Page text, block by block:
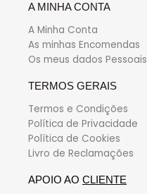
A MINHA CONTA
A Minha Conta
As minhas Encomendas
Os meus dados Pessoais
TERMOS GERAIS
Termos e Condições
Política de Privacidade
Política de Cookies
Livro de Reclamações
APOIO AO CLIENTE